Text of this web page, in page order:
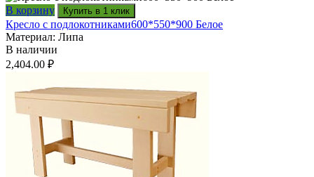
В корзину Купить в 1 клик
Кресло с подлокотниками600*550*900 Белое
Материал: Липа
В наличии
2,404.00 ₽